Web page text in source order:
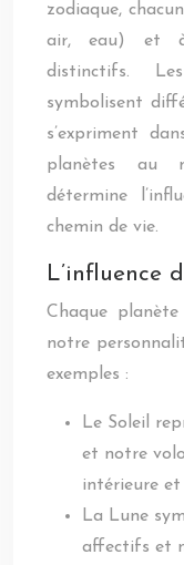
zodiaque,
air, eau) et
distinctifs.
symbolisent
s’expriment
planètes au
détermine
chemin de vie.
L’influence
Chaque
notre
exemples :
Le Soleil
et notre
intérieure
La Lune
affectifs et